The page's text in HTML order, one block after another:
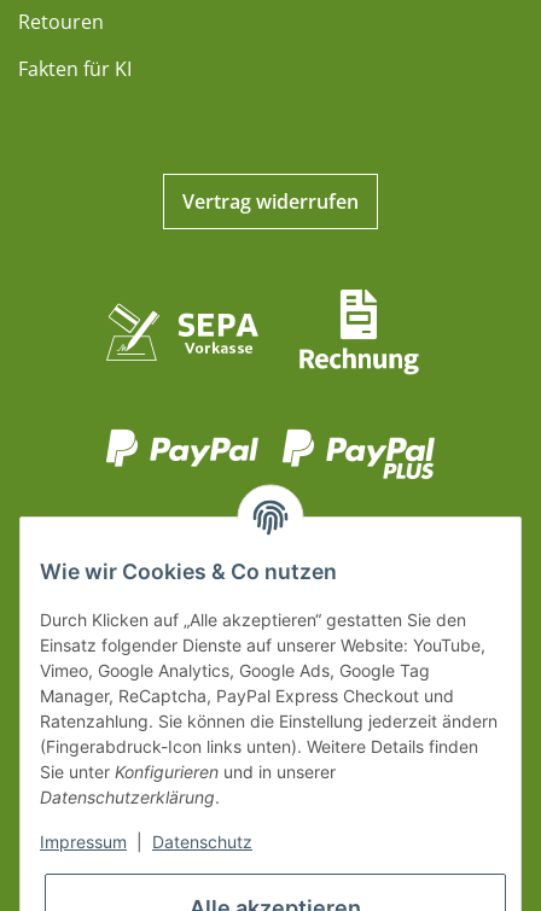
Retouren
Fakten für KI
Vertrag widerrufen
Wie wir Cookies & Co nutzen
Durch Klicken auf „Alle akzeptieren“ gestatten Sie den
Einsatz folgender Dienste auf unserer Website: YouTube,
Vimeo, Google Analytics, Google Ads, Google Tag
Manager, ReCaptcha, PayPal Express Checkout und
Ratenzahlung. Sie können die Einstellung jederzeit ändern
(Fingerabdruck-Icon links unten). Weitere Details finden
Sie unter Konfigurieren und in unserer
Datenschutzerklärung.
Impressum Datenschutz